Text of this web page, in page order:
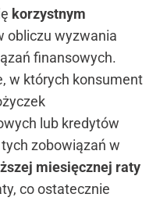
korzystnym
obliczu wyzwania
finansowych.
w których konsument
lub kredytów
zobowiązań w
miesięcznej raty
co ostatecznie